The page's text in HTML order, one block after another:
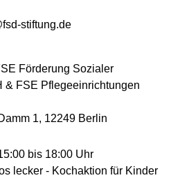
stiftung.de
Förderung Sozialer
& FSE Pflegeeinrichtungen
1, 12249 Berlin
bis 18:00 Uhr
lecker - Kochaktion für Kinder